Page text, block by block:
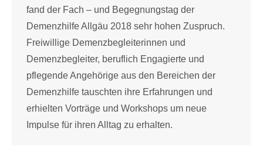
fand der Fach – und Begegnungstag der
Demenzhilfe Allgäu 2018 sehr hohen Zuspruch.
Freiwillige Demenzbegleiterinnen und
Demenzbegleiter, beruflich Engagierte und
pflegende Angehörige aus den Bereichen der
Demenzhilfe tauschten ihre Erfahrungen und
erhielten Vorträge und Workshops um neue
Impulse für ihren Alltag zu erhalten.